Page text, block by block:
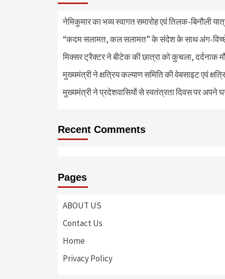
नेमिकुमार का भव्य स्वागत समारोह एवं तिलक-बिनौली
“कदम सलामत, कल सलामत” के संदेश के साथ अंग-
मिक्सर ट्रैक्टर ने बीटेक की छात्रा को कुचला, दर्दनाक
मुख्यमंत्री ने क्षत्रिय कल्याण समिति की वेबसाइट एवं
मुख्यमंत्री ने प्रदेशवासियों से स्वतंत्रता दिवस पर अपने
Recent Comments
Pages
ABOUT US
Contact Us
Home
Privacy Policy